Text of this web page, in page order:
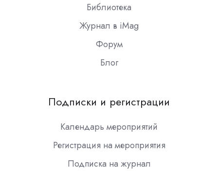
Библиотека
Журнал в iMag
Форум
Блог
Подписки и регистрации
Календарь мероприятий
Регистрация на мероприятия
Подписка на журнал